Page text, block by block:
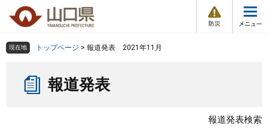
の
ー
メ
組織で探す
Other Languages
現在地 トップページ > 報道発表 2021年11月
報道発表
報道発表検索